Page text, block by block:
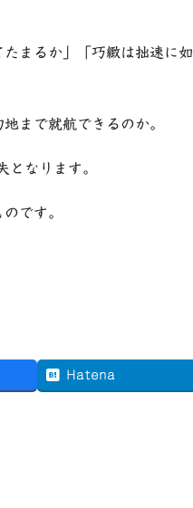
まるか」「巧緻は拙速に如
まで就航できるのか。
なります。
です。
Hatena